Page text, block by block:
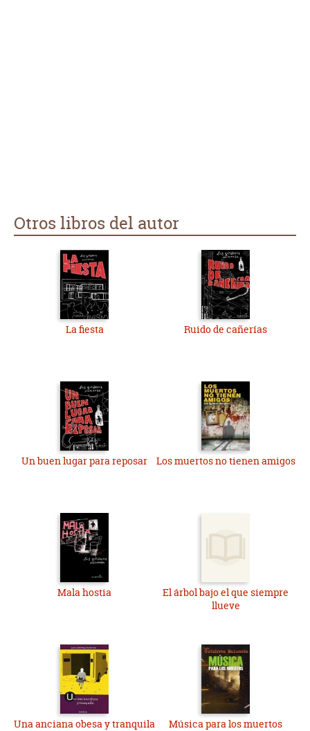
Otros libros del autor
La fiesta Ruido de cañerías
Un buen lugar para reposar Los muertos no tienen amigos
Mala hostia
El árbol bajo el que siempre
llueve
Una anciana obesa y tranquila Música para los muertos